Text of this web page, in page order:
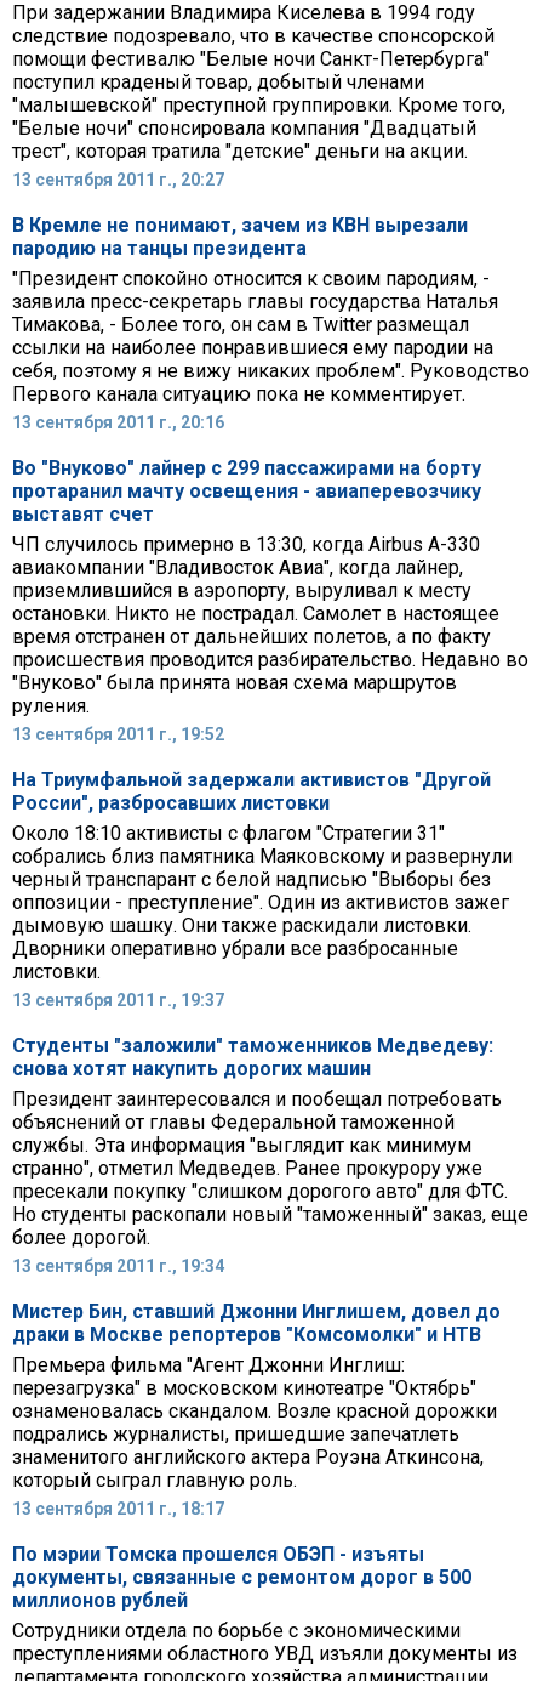
При задержании Владимира Киселева в 1994 году
следствие подозревало, что в качестве спонсорской
помощи фестивалю "Белые ночи Санкт-Петербурга"
поступил краденый товар, добытый членами
"малышевской" преступной группировки. Кроме того,
"Белые ночи" спонсировала компания "Двадцатый
трест", которая тратила "детские" деньги на акции.
13 сентября 2011 г., 20:27
В Кремле не понимают, зачем из КВН вырезали
пародию на танцы президента
"Президент спокойно относится к своим пародиям, -
заявила пресс-секретарь главы государства Наталья
Тимакова, - Более того, он сам в Twitter размещал
ссылки на наиболее понравившиеся ему пародии на
себя, поэтому я не вижу никаких проблем". Руководство
Первого канала ситуацию пока не комментирует.
13 сентября 2011 г., 20:16
Во "Внуково" лайнер с 299 пассажирами на борту
протаранил мачту освещения - авиаперевозчику
выставят счет
ЧП случилось примерно в 13:30, когда Airbus A-330
авиакомпании "Владивосток Авиа", когда лайнер,
приземлившийся в аэропорту, выруливал к месту
остановки. Никто не пострадал. Самолет в настоящее
время отстранен от дальнейших полетов, а по факту
происшествия проводится разбирательство. Недавно во
"Внуково" была принята новая схема маршрутов
руления.
13 сентября 2011 г., 19:52
На Триумфальной задержали активистов "Другой
России", разбросавших листовки
Около 18:10 активисты с флагом "Стратегии 31"
собрались близ памятника Маяковскому и развернули
черный транспарант с белой надписью "Выборы без
оппозиции - преступление". Один из активистов зажег
дымовую шашку. Они также раскидали листовки.
Дворники оперативно убрали все разбросанные
листовки.
13 сентября 2011 г., 19:37
Студенты "заложили" таможенников Медведеву:
снова хотят накупить дорогих машин
Президент заинтересовался и пообещал потребовать
объяснений от главы Федеральной таможенной
службы. Эта информация "выглядит как минимум
странно", отметил Медведев. Ранее прокурору уже
пресекали покупку "слишком дорогого авто" для ФТС.
Но студенты раскопали новый "таможенный" заказ, еще
более дорогой.
13 сентября 2011 г., 19:34
Мистер Бин, ставший Джонни Инглишем, довел до
драки в Москве репортеров "Комсомолки" и НТВ
Премьера фильма "Агент Джонни Инглиш:
перезагрузка" в московском кинотеатре "Октябрь"
ознаменовалась скандалом. Возле красной дорожки
подрались журналисты, пришедшие запечатлеть
знаменитого английского актера Роуэна Аткинсона,
который сыграл главную роль.
13 сентября 2011 г., 18:17
По мэрии Томска прошелся ОБЭП - изъяты
документы, связанные с ремонтом дорог в 500
миллионов рублей
Сотрудники отдела по борьбе с экономическими
преступлениями областного УВД изъяли документы из